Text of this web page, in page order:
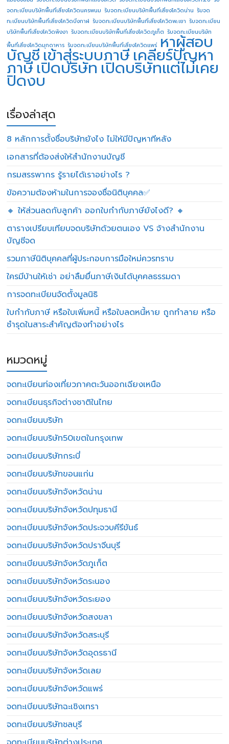
จดทะเบียนบริษัทพื้นที่เสี่ยงโควิดนครพนม รับจดทะเบียนบริษัทพื้นที่เสี่ยงโควิดน่าน รับจด
ทะเบียนบริษัทพื้นที่เสี่ยงโควิดบึงกาฬ รับจดทะเบียนบริษัทพื้นที่เสี่ยงโควิดพะเยา รับจดทะเบียน
บริษัทพื้นที่เสี่ยงโควิดพังงา รับจดทะเบียนบริษัทพื้นที่เสี่ยงโควิดภูเก็ต รับจดทะเบียนบริษัท
พื้นที่เสี่ยงโควิดมุกดาหาร รับจดทะเบียนบริษัทพื้นที่เสี่ยงโควิดแพร่ หาผู้สอบ
บัญชี เข้าสู่ระบบภาษี เคลียร์ปัญหา
ภาษีเปิดบริษัทเปิดบริษัทแต่ไม่เคย
ปิดงบ
เรื่องล่าสุด
8 หลักการตั้งชื่อบริษัทยังไง ไม่ให้มีปัญหาทีหลัง
เอกสารที่ต้องส่งให้สำนักงานบัญชี
กรมสรรพากร รู้รายได้เราอย่างไร ?
ข้อความต้องห้ามในการจองชื่อนิติบุคคล✅
🔸 ให้ส่วนลดกับลูกค้า ออกใบกำกับภาษียังไงดี? 🔸
ตารางเปรียบเทียบจดบริษัทด้วยตนเอง VS จ้างสำนักงาน
บัญชีจด
รวมภาษีนิติบุคคลที่ผู้ประกอบการมือใหม่ควรทราบ
ใครมีบ้านให้เช่า อย่าลืมยื่นภาษีเงินได้บุคคลธรรมดา
การจดทะเบียนจัดตั้งมูลนิธิ
ใบกำกับภาษี หรือใบเพิ่มหนี้ หรือใบลดหนี้หาย ถูกทำลาย หรือ
ชำรุดในสาระสำคัญต้องทำอย่างไร
หมวดหมู่
จดทะเบียนท่องเที่ยวภาคตะวันออกเฉียงเหนือ
จดทะเบียนธุรกิจต่างชาติในไทย
จดทะเบียนบริษัท
จดทะเบียนบริษัท50เขตในกรุงเทพ
จดทะเบียนบริษัทกระบี่
จดทะเบียนบริษัทขอนแก่น
จดทะเบียนบริษัทจังหวัดน่าน
จดทะเบียนบริษัทจังหวัดปทุมธานี
จดทะเบียนบริษัทจังหวัดประจวบคีรีขันธ์
จดทะเบียนบริษัทจังหวัดปราจีนบุรี
จดทะเบียนบริษัทจังหวัดภูเก็ต
จดทะเบียนบริษัทจังหวัดระนอง
จดทะเบียนบริษัทจังหวัดระยอง
จดทะเบียนบริษัทจังหวัดสงขลา
จดทะเบียนบริษัทจังหวัดสระบุรี
จดทะเบียนบริษัทจังหวัดอุดรธานี
จดทะเบียนบริษัทจังหวัดเลย
จดทะเบียนบริษัทจังหวัดแพร่
จดทะเบียนบริษัทฉะเชิงเทรา
จดทะเบียนบริษัทชลบุรี